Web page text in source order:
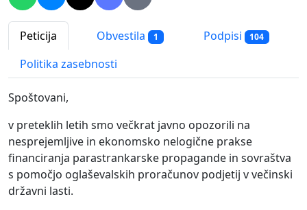
Peticija Obvestila 1 Podpisi 104
Politika zasebnosti
Spoštovani,
v preteklih letih smo večkrat javno opozorili na
nesprejemljive in ekonomsko nelogične prakse
financiranja parastrankarske propagande in sovraštva
s pomočjo oglaševalskih proračunov podjetij v večinski
državni lasti.